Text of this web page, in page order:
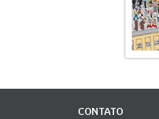
CONTATO